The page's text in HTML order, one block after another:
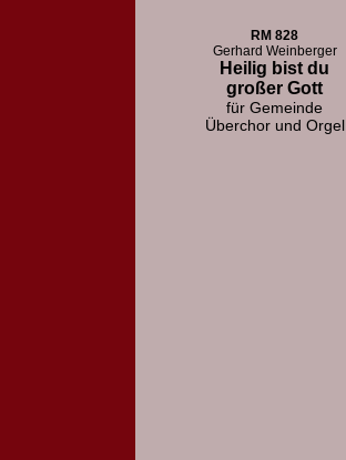
RM 828
Gerhard Weinberger
Heilig bist du
großer Gott
für Gemeinde
Überchor und Orgel